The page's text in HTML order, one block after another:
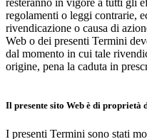
resteranno in vigore a tutti gli
regolamenti o leggi contrarie,
rivendicazione o causa di
Web o dei presenti Termini
dal momento in cui tale
origine, pena la caduta in
Il presente sito Web è di proprietà
I presenti Termini sono stati